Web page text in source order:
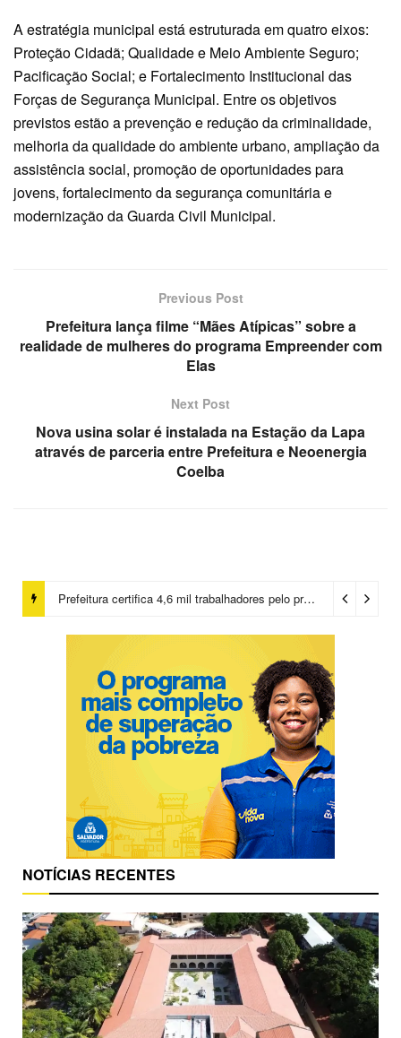
A estratégia municipal está estruturada em quatro eixos:
Proteção Cidadã; Qualidade e Meio Ambiente Seguro;
Pacificação Social; e Fortalecimento Institucional das
Forças de Segurança Municipal. Entre os objetivos
previstos estão a prevenção e redução da criminalidade,
melhoria da qualidade do ambiente urbano, ampliação da
assistência social, promoção de oportunidades para
jovens, fortalecimento da segurança comunitária e
modernização da Guarda Civil Municipal.
Previous Post
Prefeitura lança filme “Mães Atípicas” sobre a
realidade de mulheres do programa Empreender com
Elas
Next Post
Nova usina solar é instalada na Estação da Lapa
através de parceria entre Prefeitura e Neoenergia
Coelba
Prefeitura certifica 4,6 mil trabalhadores pelo programa Treinar para Empregar e realiza Feirão de Empregabilidade
NOTÍCIAS RECENTES